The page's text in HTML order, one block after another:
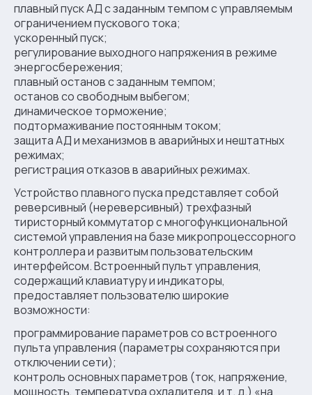
плавный пуск АД с заданным темпом с управляемым
ограничением пускового тока;
ускоренный пуск;
регулирование выходного напряжения в режиме
энергосбережения;
плавный останов с заданным темпом;
останов со свободным выбегом;
динамическое торможение;
подтормаживание постоянным током;
защита АД и механизмов в аварийных и нештатных
режимах;
регистрация отказов в аварийных режимах.
Устройство плавного пуска представляет собой
реверсивный (нереверсивный) трехфазный
тиристорный коммутатор с многофункциональной
системой управления на базе микропроцессорного
контроллера и развитым пользовательским
интерфейсом. Встроенный пульт управления,
содержащий клавиатуру и индикаторы,
предоставляет пользователю широкие
возможности:
программирование параметров со встроенного
пульта управления (параметры сохраняются при
отключении сети);
контроль основных параметров (ток, напряжение,
мощность, температура охладителя, и т. д.) «на